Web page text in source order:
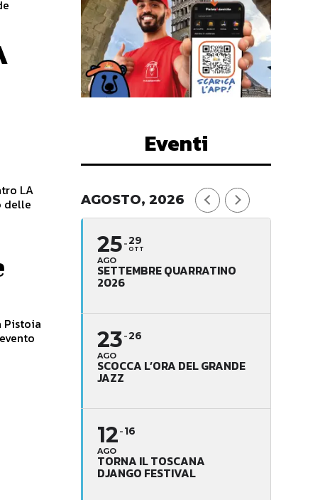
LA
delle
Pistoia
Eventi
AGOSTO, 2026
25
AGO
29
OTT
SETTEMBRE QUARRATINO
2026
23
AGO
26
SCOCCA L’ORA DEL GRANDE
JAZZ
12
AGO
16
TORNA IL TOSCANA
DJANGO FESTIVAL